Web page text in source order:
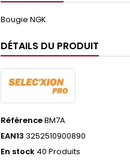
Bougie NGK
DÉTAILS DU PRODUIT
RéférenceBM7A
EAN13 3252510900890
En stock 40 Produits